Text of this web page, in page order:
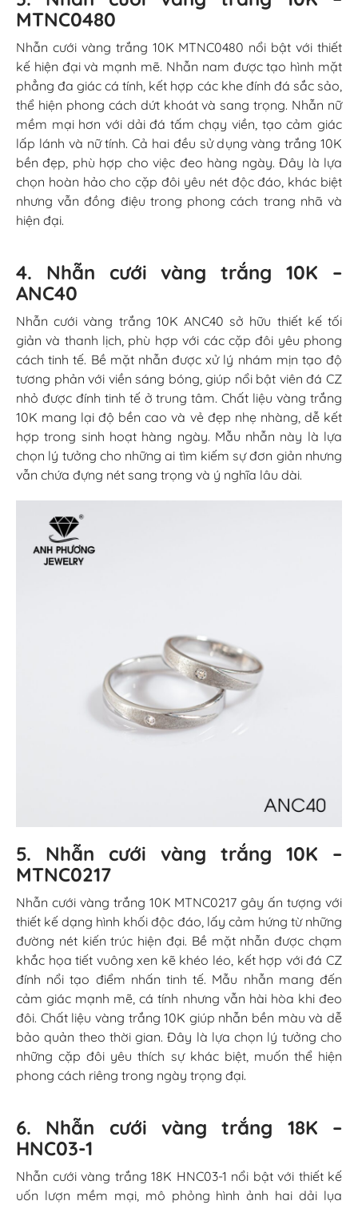
MTNC0480
Nhẫn cưới vàng trắng 10K MTNC0480 nổi bật với thiết
kế hiện đại và mạnh mẽ. Nhẫn nam được tạo hình mặt
phẳng đa giác cá tính, kết hợp các khe đính đá sắc sảo,
thể hiện phong cách dứt khoát và sang trọng. Nhẫn nữ
mềm mại hơn với dải đá tấm chạy viền, tạo cảm giác
lấp lánh và nữ tính. Cả hai đều sử dụng vàng trắng 10K
bền đẹp, phù hợp cho việc đeo hàng ngày. Đây là lựa
chọn hoàn hảo cho cặp đôi yêu nét độc đáo, khác biệt
nhưng vẫn đồng điệu trong phong cách trang nhã và
hiện đại.
4. Nhẫn cưới vàng trắng 10K –
ANC40
Nhẫn cưới vàng trắng 10K ANC40 sở hữu thiết kế tối
giản và thanh lịch, phù hợp với các cặp đôi yêu phong
cách tinh tế. Bề mặt nhẫn được xử lý nhám mịn tạo độ
tương phản với viền sáng bóng, giúp nổi bật viên đá CZ
nhỏ được đính tinh tế ở trung tâm. Chất liệu vàng trắng
10K mang lại độ bền cao và vẻ đẹp nhẹ nhàng, dễ kết
hợp trong sinh hoạt hàng ngày. Mẫu nhẫn này là lựa
chọn lý tưởng cho những ai tìm kiếm sự đơn giản nhưng
vẫn chứa đựng nét sang trọng và ý nghĩa lâu dài.
5. Nhẫn cưới vàng trắng 10K –
MTNC0217
Nhẫn cưới vàng trắng 10K MTNC0217 gây ấn tượng với
thiết kế dạng hình khối độc đáo, lấy cảm hứng từ những
đường nét kiến trúc hiện đại. Bề mặt nhẫn được chạm
khắc họa tiết vuông xen kẽ khéo léo, kết hợp với đá CZ
đính nổi tạo điểm nhấn tinh tế. Mẫu nhẫn mang đến
cảm giác mạnh mẽ, cá tính nhưng vẫn hài hòa khi đeo
đôi. Chất liệu vàng trắng 10K giúp nhẫn bền màu và dễ
bảo quản theo thời gian. Đây là lựa chọn lý tưởng cho
những cặp đôi yêu thích sự khác biệt, muốn thể hiện
phong cách riêng trong ngày trọng đại.
6. Nhẫn cưới vàng trắng 18K –
HNC03-1
Nhẫn cưới vàng trắng 18K HNC03-1 nổi bật với thiết kế
uốn lượn mềm mại, mô phỏng hình ảnh hai dải lụa